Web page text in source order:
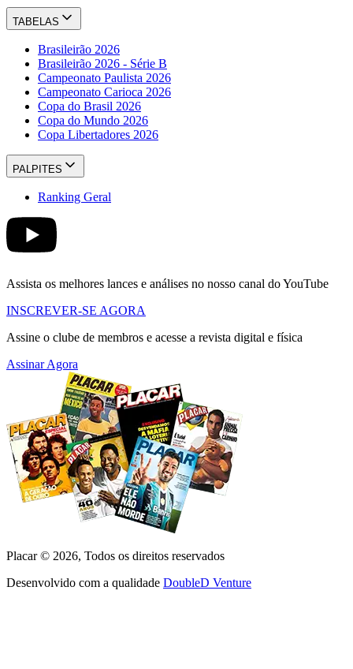
TABELAS
Brasileirão 2026
Brasileirão 2026 - Série B
Campeonato Paulista 2026
Campeonato Carioca 2026
Copa do Brasil 2026
Copa do Mundo 2026
Copa Libertadores 2026
PALPITES
Ranking Geral
Assista os melhores lances e análises no nosso canal do YouTube
INSCREVER-SE AGORA
Assine o clube de membros e acesse a revista digital e física
Assinar Agora
Placar © 2026, Todos os direitos reservados
Desenvolvido com a qualidade DoubleD Venture